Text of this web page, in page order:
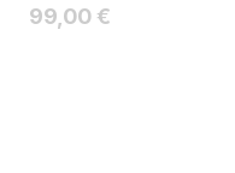
Hinta
99,00 €